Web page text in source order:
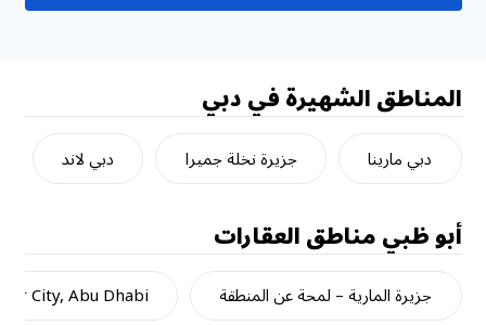
المناطق الشهيرة في دبي
دبي مارينا جزيرة نخلة جميرا دبي لاند
أبو ظبيمناطق العقارات
جزيرة المارية – لمحة عن المنطقة City, Abu Dhabi